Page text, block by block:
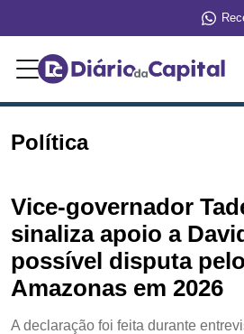
Política
Vice-governador
sinaliza apoio a
possível disputa
Amazonas em 2026
A declaração foi feita durante